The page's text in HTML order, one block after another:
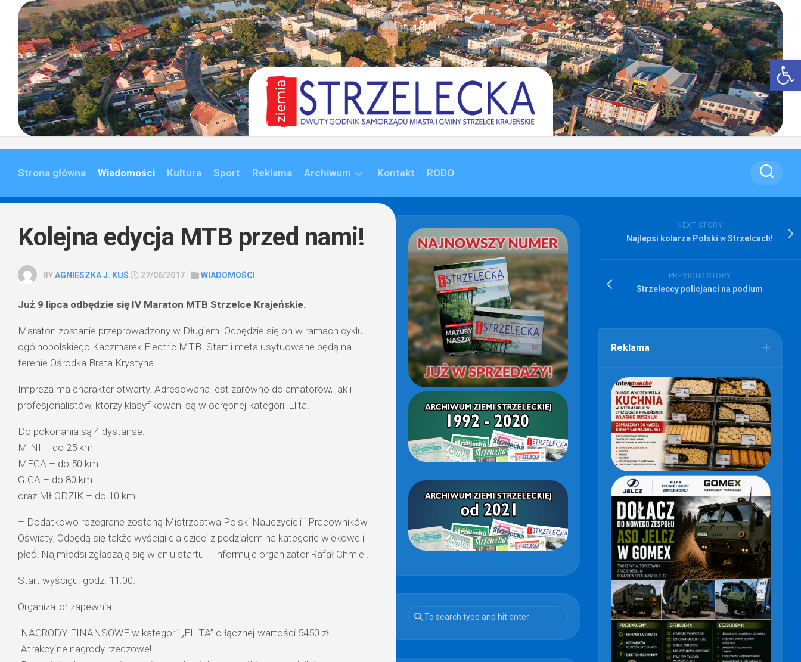
content
Strona główna Wiadomości Kultura Sport Reklama Archiwum
2020)
Kontakt RODO
Kolejna edycja MTB przed nami!
BYAGNIESZKA J. KUŚ 27/06/2017 · WIADOMOŚCI
Już 9 lipca odbędzie się IV Maraton MTB Strzelce Krajeńskie.
Maraton zostanie przeprowadzony w Długiem. Odbędzie się on w ramach cyklu
ogólnopolskiego Kaczmarek Electric MTB. Start i meta usytuowane będą na
terenie Ośrodka Brata Krystyna.
Impreza ma charakter otwarty. Adresowana jest zarówno do amatorów, jak i
profesjonalistów, którzy klasyfikowani są w odrębnej kategorii Elita.
Do pokonania są 4 dystanse:
MINI – do 25 km
MEGA – do 50 km
GIGA – do 80 km
oraz MŁODZIK – do 10 km
– Dodatkowo rozegrane zostaną Mistrzostwa Polski Nauczycieli i Pracowników
Oświaty. Odbędą się także wyścigi dla dzieci z podziałem na kategorie wiekowe i
płeć. Najmłodsi zgłaszają się w dniu startu – informuje organizator Rafał Chmiel.
Start wyścigu: godz. 11:00.
Organizator zapewnia:
-NAGRODY FINANSOWE w kategorii „ELITA” o łącznej wartości 5450 zł!
-Atrakcyjne nagrody rzeczowe!
NEXT STORY
Najlepsi kolarze Polski w Strzelcach!
PREVIOUS STORY
Strzeleccy policjanci na podium
Reklama